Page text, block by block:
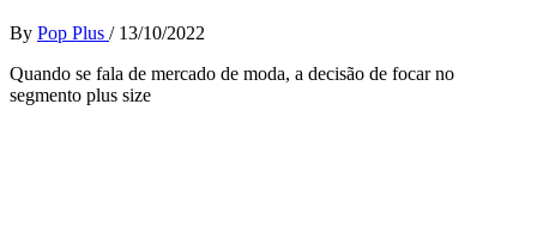
By Pop Plus / 13/10/2022
Quando se fala de mercado de moda, a decisão de focar no
segmento plus size